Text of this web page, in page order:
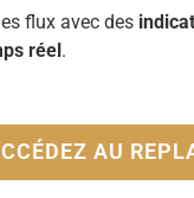
flux avec des
réel.​
AU